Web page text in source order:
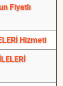
Fiyatlı
Hizmeti